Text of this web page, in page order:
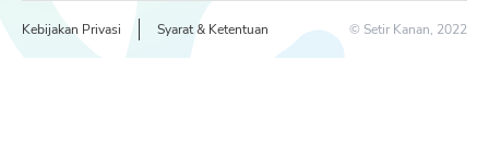
Kebijakan Privasi Syarat & Ketentuan © Setir Kanan, 2022